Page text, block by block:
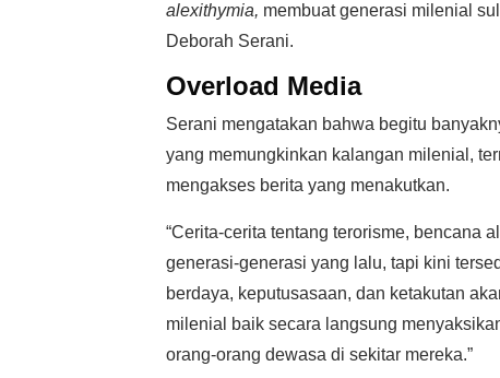
alexithymia, membuat generasi milenial
Deborah Serani.
Overload Media
Serani mengatakan bahwa begitu
yang memungkinkan kalangan milenial,
mengakses berita yang menakutkan.
“Cerita-cerita tentang terorisme, bencana
generasi-generasi yang lalu, tapi kini
berdaya, keputusasaan, dan ketakutan
milenial baik secara langsung
orang-orang dewasa di sekitar mereka.”